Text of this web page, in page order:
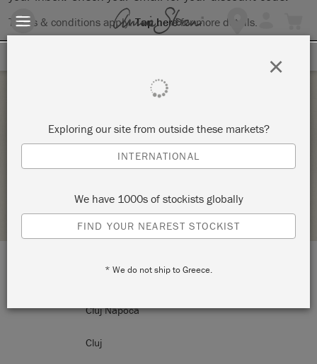
Terms & conditions apply.Tap herefor more details.
THE BIG PAINT – MAREA E-VOPSIRE
BLUE BRUSH STUDIO
STOCKIST PROFILE
str. Napoca nr. 2 (in the courtyard)
Cluj Napoca
Cluj
Exploring our site from outside these markets?
INTERNATIONAL
We have 1000s of stockists globally
FIND YOUR NEAREST STOCKIST
* We do not ship to Greece.
×